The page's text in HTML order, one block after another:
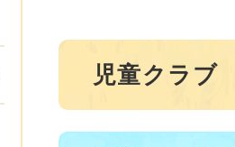
児童クラブ